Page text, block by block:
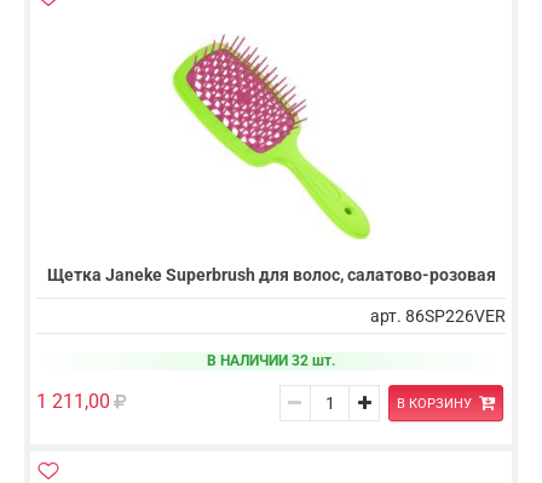
Щетка Janeke Superbrush для волос, салатово-розовая
арт. 86SP226VER
В НАЛИЧИИ 32 шт.
1 211,00 В КОРЗИНУ